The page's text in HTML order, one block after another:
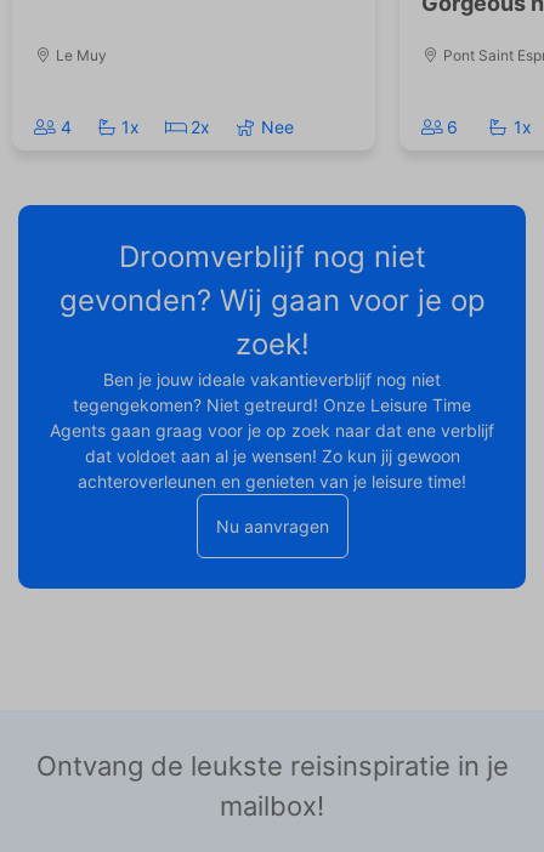
Le Muy
4 1x 2x Nee
Pont Saint
6 1x
Droomverblijf nog niet
gevonden? Wij gaan voor je op
zoek!
Ben je jouw ideale vakantieverblijf nog niet
tegengekomen? Niet getreurd! Onze Leisure Time
Agents gaan graag voor je op zoek naar dat ene verblijf
dat voldoet aan al je wensen! Zo kun jij gewoon
achteroverleunen en genieten van je leisure time!
Nu aanvragen
Ontvang de leukste reisinspiratie in je
mailbox!